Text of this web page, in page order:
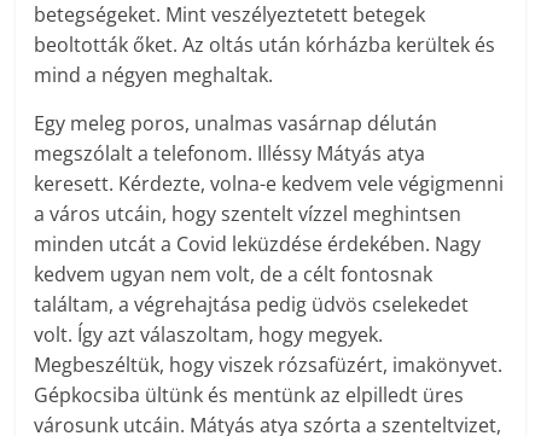
betegségeket. Mint veszélyeztetett betegek
beoltották őket. Az oltás után kórházba kerültek és
mind a négyen meghaltak.
Egy meleg poros, unalmas vasárnap délután
megszólalt a telefonom. Illéssy Mátyás atya
keresett. Kérdezte, volna-e kedvem vele végigmenni
a város utcáin, hogy szentelt vízzel meghintsen
minden utcát a Covid leküzdése érdekében. Nagy
kedvem ugyan nem volt, de a célt fontosnak
találtam, a végrehajtása pedig üdvös cselekedet
volt. Így azt válaszoltam, hogy megyek.
Megbeszéltük, hogy viszek rózsafüzért, imakönyvet.
Gépkocsiba ültünk és mentünk az elpilledt üres
városunk utcáin. Mátyás atya szórta a szenteltvizet,